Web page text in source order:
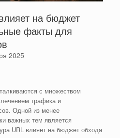
на бюджет
факты для
2025
с множеством
трафика и
Одной из менее
важных тем является
URL влияет на бюджет обхода